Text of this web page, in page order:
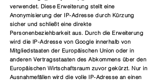
verwendet. Diese Erweiterung stellt eine
Anonymisierung der IP-Adresse durch Kürzung
sicher und schließt eine direkte
Personenbeziehbarkeit aus. Durch die Erweiterung
wird die IP-Adresse von Google innerhalb von
Mitgliedstaaten der Europäischen Union oder in
anderen Vertragsstaaten des Abkommens über den
Europäischen Wirtschaftsraum zuvor gekürzt. Nur in
Ausnahmefällen wird die volle IP-Adresse an einen